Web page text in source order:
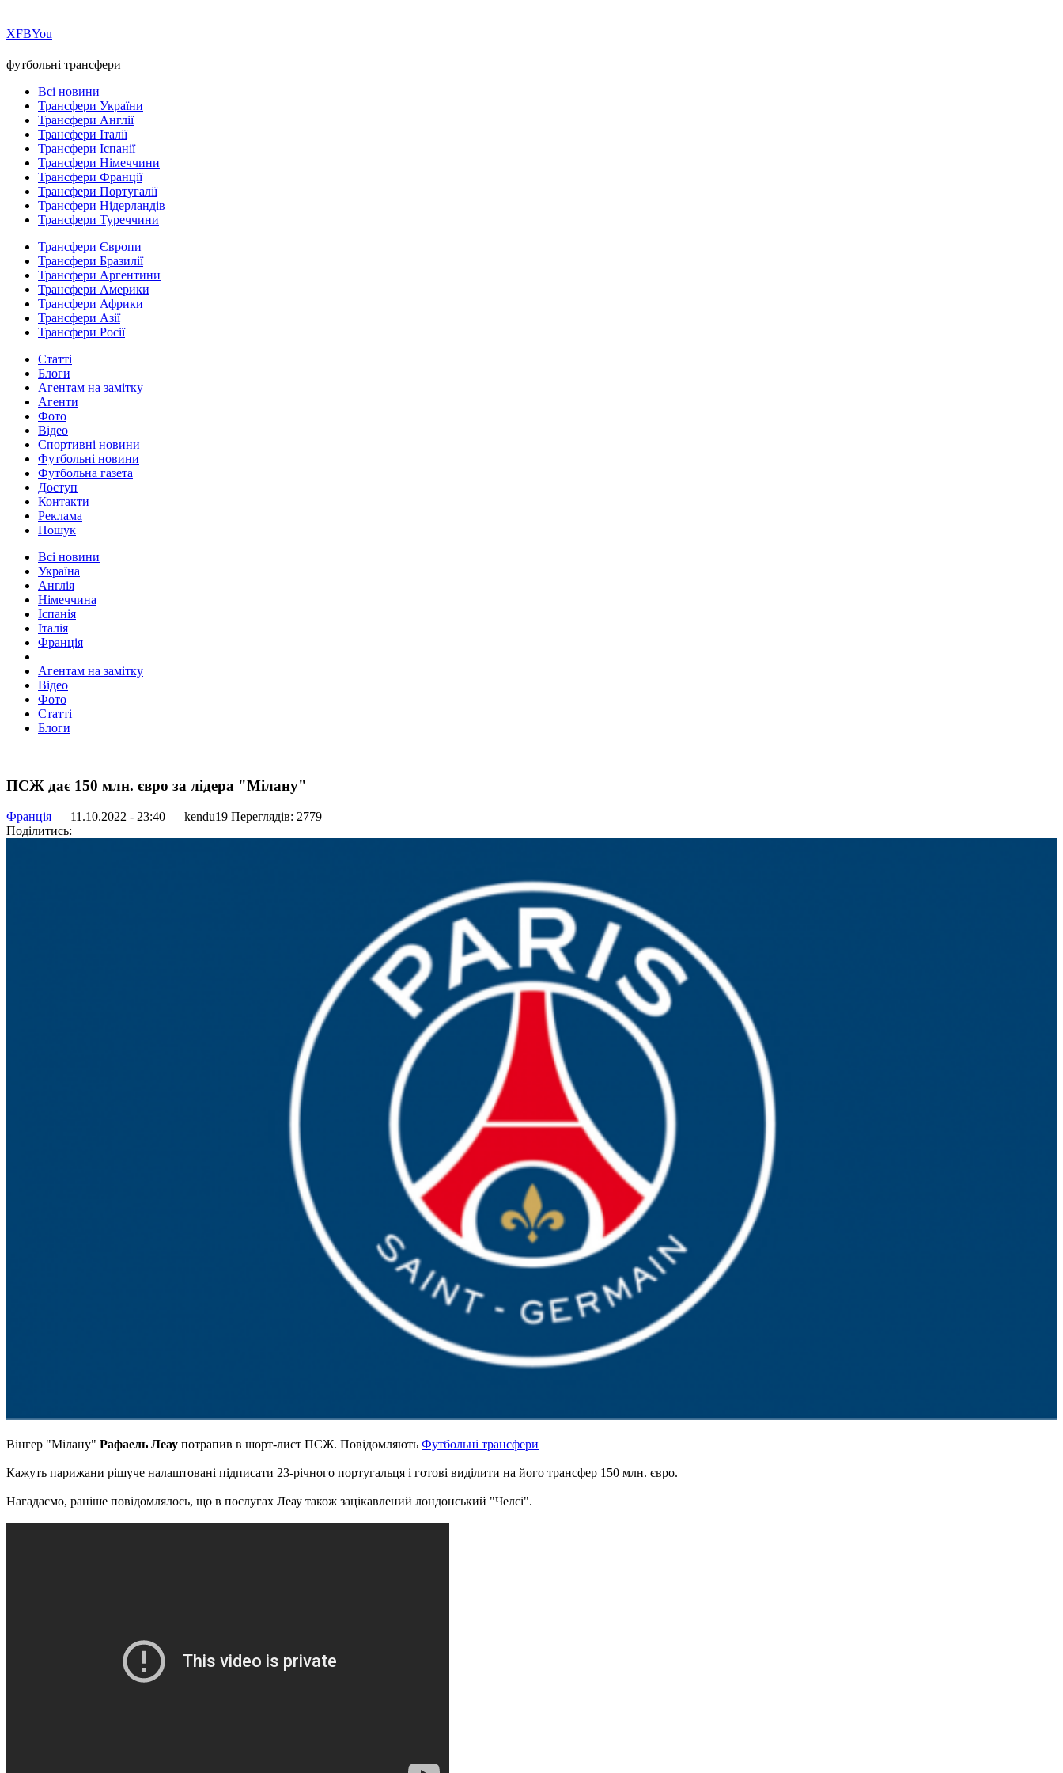
ХFBYou
футбольні трансфери
Всі новини
Трансфери України
Трансфери Англії
Трансфери Італії
Трансфери Іспанії
Трансфери Німеччини
Трансфери Франції
Трансфери Португалії
Трансфери Нідерландів
Трансфери Туреччини
Трансфери Європи
Трансфери Бразилії
Трансфери Аргентини
Трансфери Америки
Трансфери Африки
Трансфери Азії
Трансфери Росії
Статті
Блоги
Агентам на замітку
Агенти
Фото
Відео
Спортивні новини
Футбольні новини
Футбольна газета
Доступ
Контакти
Реклама
Пошук
Всі новини
Україна
Англія
Німеччина
Іспанія
Італія
Франція
Агентам на замітку
Відео
Фото
Статті
Блоги
ПСЖ дає 150 млн. євро за лідера "Мілану"
Франція — 11.10.2022 - 23:40 — kendu19 Переглядів: 2779
Поділитись:
Вінгер "Мілану" Рафаель Леау потрапив в шорт-лист ПСЖ. Повідомляють Футбольні трансфери
Кажуть парижани рішуче налаштовані підписати 23-річного португальця і готові виділити на його трансфер 150 млн. євро.
Нагадаємо, раніше повідомлялось, що в послугах Леау також зацікавлений лондонський "Челсі".